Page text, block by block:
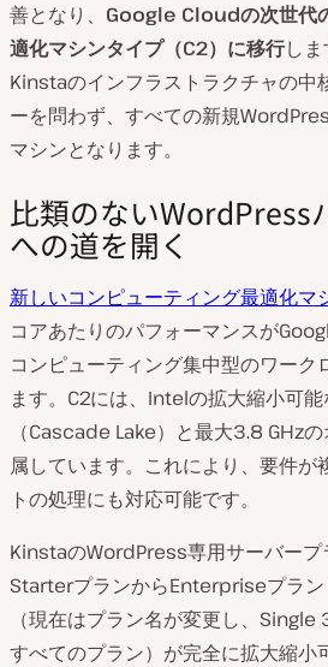
善となり、 Google Cloudの次世代
適化マシンタイプ（C2）に移行しま
Kinstaのインフラストラクチャの中
ーを問わず、すべての新規
マシンとなります。
比類のないWordPress
への道を開く
新しいコンピューティング最適化マ
コアあたりのパフォーマンスが
コンピューティング集中型のワーク
ます。C2には、Intelの拡大縮小可
（Cascade Lake）と最大3.8 GHz
属しています。これにより、要件
トの処理にも対応可能です。
KinstaのWordPress専用サーバープ
StarterプランからEnterpriseプラン
（現在はプラン名が変更し、
すべてのプラン）が完全に拡大縮小